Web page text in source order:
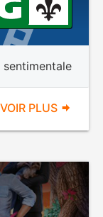
sentimentale
VOIR PLUS